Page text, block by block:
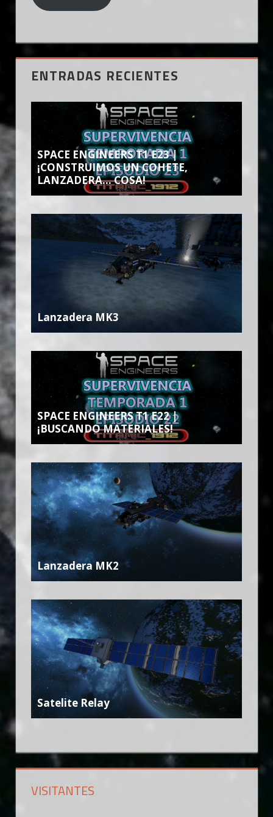
ENTRADAS RECIENTES
SPACE ENGINEERS T1 E23 |
¡CONSTRUIMOS UN COHETE,
LANZADERA… COSA!
Lanzadera MK3
SPACE ENGINEERS T1 E22 |
¡BUSCANDO MATERIALES!
Lanzadera MK2
Satelite Relay
VISITANTES